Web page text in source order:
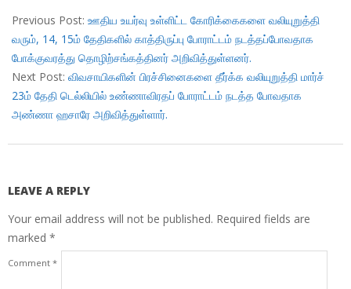
12-
10
Previous Post: ஊதிய உயர்வு உள்ளிட்ட கோரிக்கைகளை வலியுறுத்தி
வரும், 14, 15ம் தேதிகளில் காத்திருப்பு போராட்டம் நடத்தப்போவதாக
போக்குவரத்து தொழிற்சங்கத்தினர் அறிவித்துள்ளனர்.
Next Post: விவசாயிகளின் பிரச்சினைகளை தீர்க்க வலியுறுத்தி மார்ச்
23ம் தேதி டெல்லியில் உண்ணாவிரதப் போராட்டம் நடத்த போவதாக
அண்ணா ஹசாரே அறிவித்துள்ளார்.
LEAVE A REPLY
Your email address will not be published. Required fields are
marked *
Comment *